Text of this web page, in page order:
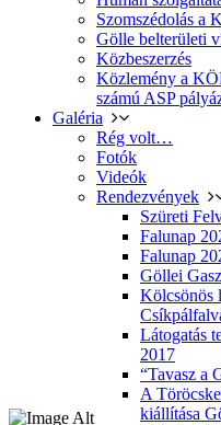
Szomszédolás a
Gölle belterületi
Közbeszerzés
Közlemény a
számú ASP
Galéria
Rég volt…
Fotók
Videók
Rendezvények
Szüreti
Falunap
Falunap
Göllei
Kölcsönös
Látogatás
2017
“Tavasz a
A
kiállítása